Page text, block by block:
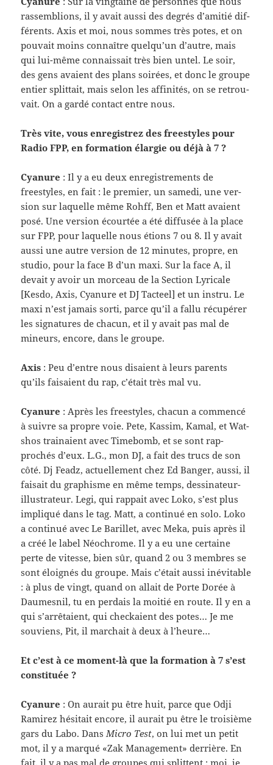
rassem­blions, il y avait aussi des degrés d’amitié dif­
férents. Axis et moi, nous sommes très potes, et on
pou­vait moins con­naître quelqu’un d’autre, mais
qui lui-​même con­nais­sait très bien untel. Le soir,
des gens avaient des plans soirées, et donc le groupe
entier split­tait, mais selon les affinités, on se retrou­
vait. On a gardé con­tact entre nous.
Très vite, vous enreg­istrez des freestyles pour
Radio FPP, en for­ma­tion élargie ou déjà à 7 ?
Cya­nure : Il y a eu deux enreg­istrements de
freestyles, en fait : le pre­mier, un samedi, une ver­
sion sur laque­lle même Rohff, Ben et Matt avaient
posé. Une ver­sion écourtée a été dif­fusée à la place
sur FPP, pour laque­lle nous étions 7 ou 8. Il y avait
aussi une autre ver­sion de 12 min­utes, pro­pre, en
stu­dio, pour la face B d’un maxi. Sur la face A, il
devait y avoir un morceau de la Sec­tion Lyri­cale
[Kesdo, Axis, Cya­nure et DJ Tacteel] et un instru. Le
maxi n’est jamais sorti, parce qu’il a fallu récupérer
les sig­na­tures de cha­cun, et il y avait pas mal de
mineurs, encore, dans le groupe.
Axis : Peu d’entre nous dis­aient à leurs par­ents
qu’ils fai­saient du rap, c’était très mal vu.
Cya­nure : Après les freestyles, cha­cun a com­mencé
à suivre sa pro­pre voie. Pete, Kas­sim, Kamal, et Wat­
shos trainaient avec Time­bomb, et se sont rap­
prochés d’eux. L.G., mon DJ, a fait des trucs de son
côté. Dj Feadz, actuelle­ment chez Ed Banger, aussi, il
fai­sait du graphisme en même temps, dessinateur-​
illustrateur. Legi, qui rap­pait avec Loko, s’est plus
impliqué dans le tag. Matt, a con­tinué en solo. Loko
a con­tinué avec Le Bar­il­let, avec Meka, puis après il
a créé le label Néochrome. Il y a eu une cer­taine
perte de vitesse, bien sûr, quand 2 ou 3 mem­bres se
sont éloignés du groupe. Mais c’était aussi inévitable
: à plus de vingt, quand on allait de Porte Dorée à
Daumes­nil, tu en per­dais la moitié en route. Il y en a
qui s’arrêtaient, qui check­aient des potes… Je me
sou­viens, Pit, il mar­chait à deux à l’heure…
Et c’est à ce moment-​là que la for­ma­tion à 7 s’est
constituée ?
Cya­nure : On aurait pu être huit, parce que Odji
Ramirez hési­tait encore, il aurait pu être le troisième
gars du Labo. DansMicro Test, on lui met un petit
mot, il y a mar­qué «Zak Man­age­ment» der­rière. En